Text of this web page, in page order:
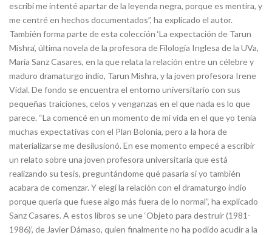
escribí me intenté apartar de la leyenda negra, porque es mentira, y
me centré en hechos documentados”, ha explicado el autor.
También forma parte de esta colección ‘La expectación de Tarun
Mishra’, última novela de la profesora de Filología Inglesa de la UVa,
María Sanz Casares, en la que relata la relación entre un célebre y
maduro dramaturgo indio, Tarun Mishra, y la joven profesora Irene
Vidal. De fondo se encuentra el entorno universitario con sus
pequeñas traiciones, celos y venganzas en el que nada es lo que
parece. “La comencé en un momento de mi vida en el que yo tenía
muchas expectativas con el Plan Bolonia, pero a la hora de
materializarse me desilusionó. En ese momento empecé a escribir
un relato sobre una joven profesora universitaria que está
realizando su tesis, preguntándome qué pasaría si yo también
acabara de comenzar. Y elegí la relación con el dramaturgo indio
porque quería que fuese algo más fuera de lo normal”, ha explicado
Sanz Casares. A estos libros se une ‘Objeto para destruir (1981-
1986)’, de Javier Dámaso, quien finalmente no ha podido acudir a la